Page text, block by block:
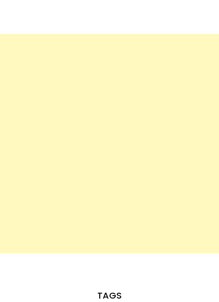
TAGS